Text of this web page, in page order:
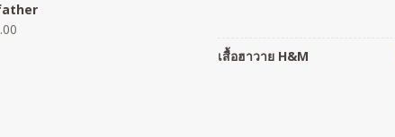
เสื้อฮาวาย H&M